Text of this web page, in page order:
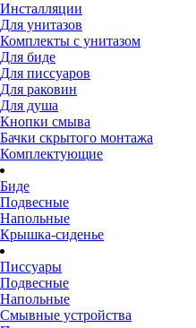
Инсталляции
Для унитазов
Комплекты с унитазом
Для биде
Для писсуаров
Для раковин
Для душа
Кнопки смыва
Бачки скрытого монтажа
Комплектующие
Биде
Подвесные
Напольные
Крышка-сиденье
Писсуары
Подвесные
Напольные
Смывные устройства